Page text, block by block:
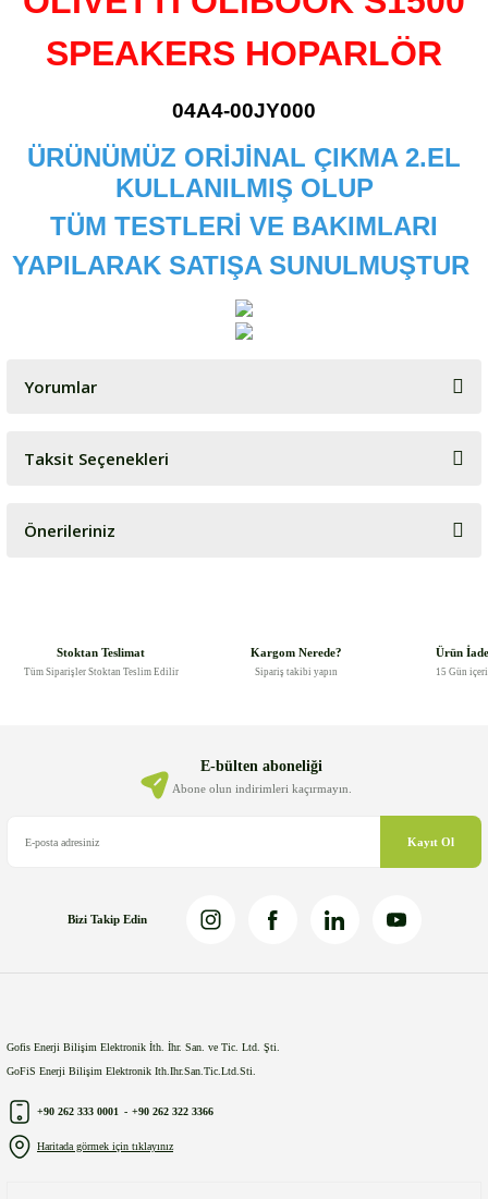
SPEAKERS HOPARLÖR
04A4-00JY000
ÜRÜNÜMÜZ ORİJİNAL ÇIKMA 2.EL
KULLANILMIŞ OLUP
TÜM TESTLERİ VE BAKIMLARI
YAPILARAK SATIŞA SUNULMUŞTUR
Yorumlar
Bu ürüne ilk yorumu siz yapın!
Taksit Seçenekleri
Önerileriniz
Ürün bilgilerinde hatalar bulunuyor.
Ürün fiyatı diğer sitelerden daha pahalı.
Stoktan Teslimat
Tüm Siparişler Stoktan Teslim Edilir
Kargom Nerede?
Sipariş takibi yapın
Ürün
15 Gün
E-bülten aboneliği
Abone olun indirimleri kaçırmayın.
Kayıt Ol
Bizi Takip Edin
Gofis Enerji Bilişim Elektronik İth. İhr. San. ve Tic. Ltd. Şti.
GoFiS Enerji Bilişim Elektronik Ith.Ihr.San.Tic.Ltd.Sti.
+90 262 333 0001 - +90 262 322 3366
Haritada görmek için tıklayınız